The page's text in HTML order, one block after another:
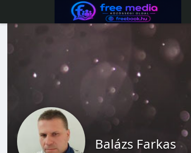
Balázs Farkas